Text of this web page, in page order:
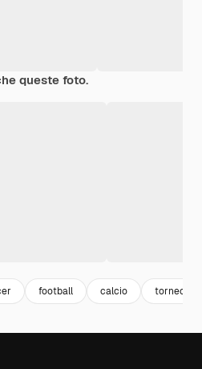
queste foto.
football calcio torneo